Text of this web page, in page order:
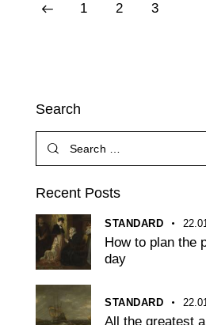
1 2 3
Search
Recent Posts
STANDARD
How to plan the
day
STANDARD
All the greatest